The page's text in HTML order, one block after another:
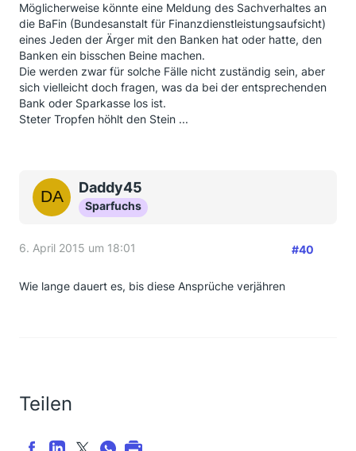
Möglicherweise könnte eine Meldung des Sachverhaltes an
die BaFin (Bundesanstalt für Finanzdienstleistungsaufsicht)
eines Jeden der Ärger mit den Banken hat oder hatte, den
Banken ein bisschen Beine machen.
Die werden zwar für solche Fälle nicht zuständig sein, aber
sich vielleicht doch fragen, was da bei der entsprechenden
Bank oder Sparkasse los ist.
Steter Tropfen höhlt den Stein ...
Daddy45
Sparfuchs
6. April 2015 um 18:01 #40
Wie lange dauert es, bis diese Ansprüche verjähren
Teilen